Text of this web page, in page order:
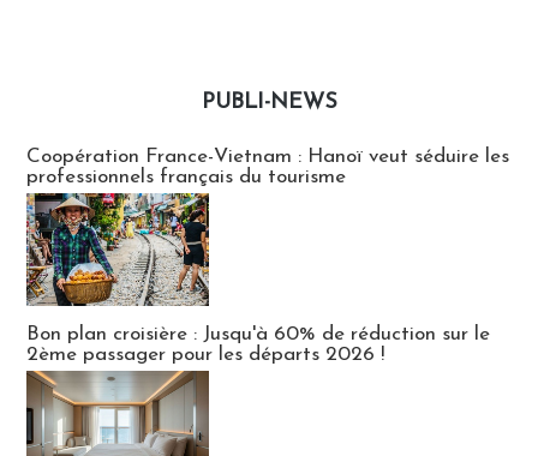
PUBLI-NEWS
Coopération France-Vietnam : Hanoï veut séduire les
professionnels français du tourisme
Bon plan croisière : Jusqu'à 60% de réduction sur le
2ème passager pour les départs 2026 !